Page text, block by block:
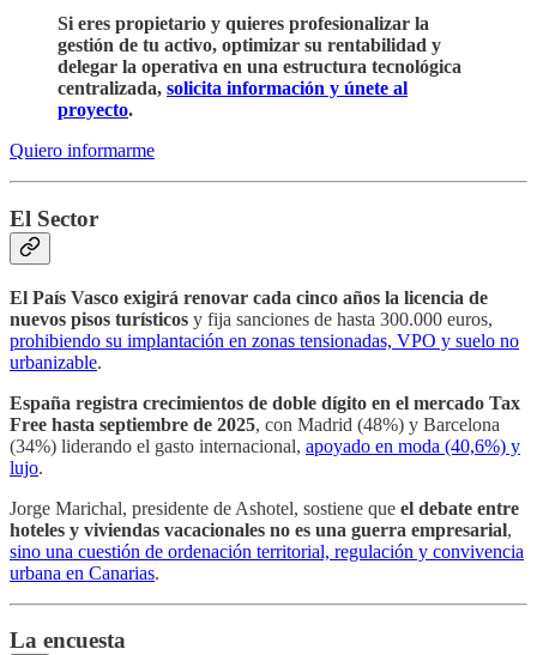
Si eres propietario y quieres profesionalizar la
gestión de tu activo, optimizar su rentabilidad y
delegar la operativa en una estructura tecnológica
centralizada, solicita información y únete al
proyecto.
Quiero informarme
El Sector
El País Vasco exigirá renovar cada cinco años la licencia de
nuevos pisos turísticos y fija sanciones de hasta 300.000 euros,
prohibiendo su implantación en zonas tensionadas, VPO y suelo no
urbanizable.
España registra crecimientos de doble dígito en el mercado Tax
Free hasta septiembre de 2025, con Madrid (48%) y Barcelona
(34%) liderando el gasto internacional, apoyado en moda (40,6%) y
lujo.
Jorge Marichal, presidente de Ashotel, sostiene que el debate entre
hoteles y viviendas vacacionales no es una guerra empresarial,
sino una cuestión de ordenación territorial, regulación y convivencia
urbana en Canarias.
La encuesta